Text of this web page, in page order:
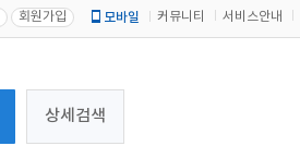
회원가입 모바일 커뮤니티 서비스안내
상세검색